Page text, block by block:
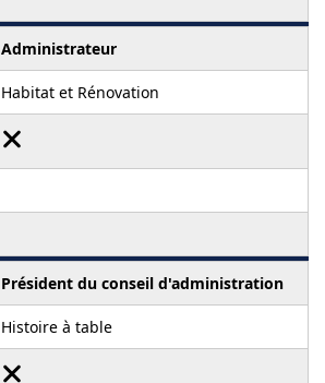
Administrateur
Habitat et Rénovation
Président du conseil d'administration
Histoire à table